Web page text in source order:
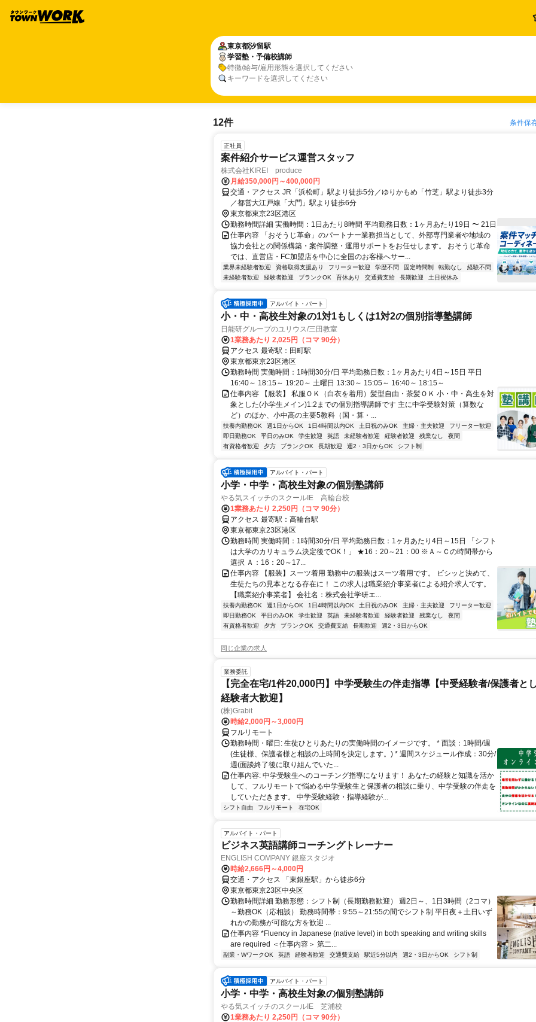
東京都汐留駅
学習塾・予備校講師
特徴/給与/雇用形態を選択してください
キーワードを選択してください
12件 条件保
正社員
案件紹介サービス運営スタッフ
株式会社KIREI produce
月給350,000円～400,000円
交通・アクセス JR「浜松町」駅より徒歩5分／ゆりかもめ「竹芝」駅より徒歩3分
／都営大江戸線「大門」駅より徒歩6分
東京都東京23区港区
勤務時間詳細 実働時間：1日あたり8時間 平均勤務日数：1ヶ月あたり19日 〜 21日
仕事内容 「おそうじ革命」のパートナー業務担当として、外部専門業者や地域の
協力会社との関係構築・案件調整・運用サポートをお任せします。 おそうじ革命
では、直営店・FC加盟店を中心に全国のお客様へサー...
業界未経験者歓迎 資格取得支援あり フリーター歓迎 学歴不問 固定時間制 転勤なし
経験不問
未経験者歓迎
経験者歓迎 ブランクOK 育休あり 交通費支給 長期歓迎 土日祝休み
アルバイト・パート
小・中・高校生対象の1対1もしくは1対2の個別指導塾講師
日能研グループのユリウス/三田教室
1業務あたり 2,025円（コマ 90分）
アクセス 最寄駅：田町駅
東京都東京23区港区
勤務時間 実働時間：1時間30分/日 平均勤務日数：1ヶ月あたり4日～15日 平日
16:40～ 18:15～ 19:20～ 土曜日 13:30～ 15:05～ 16:40～ 18:15～
仕事内容 【服装】 私服ＯＫ（白衣を着用）髪型自由・茶髪ＯＫ 小・中・高生を対
象とした(小学生メイン)1:2までの個別指導講師です 主に中学受験対策（算数な
ど）のほか、小中高の主要5教科（国・算・...
扶養内勤務OK 週1日からOK 1日4時間以内OK 土日祝のみOK 主婦・主夫歓迎
フリーター歓迎
即日勤務OK
平日のみOK 学生歓迎 英語 未経験者歓迎 経験者歓迎 残業なし
夜間
有資格者歓迎
夕方 ブランクOK 長期歓迎 週2・3日からOK シフト制
アルバイト・パート
小学・中学・高校生対象の個別塾講師
やる気スイッチのスクールIE 高輪台校
1業務あたり 2,250円（コマ 90分）
アクセス 最寄駅：高輪台駅
東京都東京23区港区
勤務時間 実働時間：1時間30分/日 平均勤務日数：1ヶ月あたり4日～15日 「シフト
は大学のカリキュラム決定後でOK！」 ★16：20～21：00 ※Ａ～Ｃの時間帯から
選択 Ａ：16：20～17...
仕事内容 【服装】スーツ着用 勤務中の服装はスーツ着用です。 ビシッと決めて、
生徒たちの見本となる存在に！ この求人は職業紹介事業者による紹介求人です。
【職業紹介事業者】 会社名：株式会社学研エ...
扶養内勤務OK 週1日からOK 1日4時間以内OK 土日祝のみOK 主婦・主夫歓迎
フリーター歓迎
即日勤務OK
平日のみOK 学生歓迎 英語 未経験者歓迎 経験者歓迎 残業なし
夜間
有資格者歓迎
夕方 ブランクOK 交通費支給 長期歓迎 週2・3日からOK
同じ企業の求人
業務委託
【完全在宅/1件20,000円】中学受験生の伴走指導【中受経験者/保護者と
経験者大歓迎】
(株)Grabit
時給2,000円～3,000円
フルリモート
勤務時間・曜日: 生徒ひとりあたりの実働時間のイメージです。 * 面談：1時間/週
(生徒様、保護者様と相談の上時間を決定します。) * 週間スケジュール作成：30分/
週(面談終了後に取り組んでいた...
仕事内容: 中学受験生へのコーチング指導になります！ あなたの経験と知識を活か
して、フルリモートで悩める中学受験生と保護者の相談に乗り、中学受験の伴走を
していただきます。 中学受験経験・指導経験が...
シフト自由 フルリモート 在宅OK
アルバイト・パート
ビジネス英語講師コーチングトレーナー
ENGLISH COMPANY 銀座スタジオ
時給2,666円～4,000円
交通・アクセス 「東銀座駅」から徒歩6分
東京都東京23区中央区
勤務時間詳細 勤務形態：シフト制（長期勤務歓迎） 週2日～、1日3時間（2コマ）
～勤務OK（応相談） 勤務時間帯：9:55～21:55の間でシフト制 平日夜＋土日いず
れかの勤務が可能な方を歓迎 ...
仕事内容 *Fluency in Japanese (native level) in both speaking and writing skills
are required ＜仕事内容＞ 第二...
副業・WワークOK 英語 経験者歓迎 交通費支給 駅近5分以内 週2・3日からOK シフト制
アルバイト・パート
小学・中学・高校生対象の個別塾講師
やる気スイッチのスクールIE 芝浦校
1業務あたり 2,250円（コマ 90分）